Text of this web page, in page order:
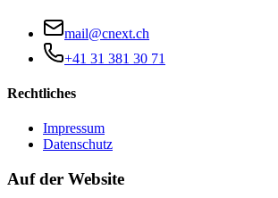
mail@cnext.ch
+41 31 381 30 71
Rechtliches
Impressum
Datenschutz
Auf der Website